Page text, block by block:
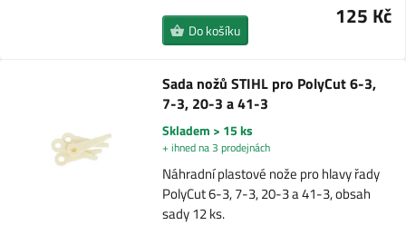
125 Kč
Do košíku
Sada nožů STIHL pro PolyCut 6-3,
7-3, 20-3 a 41-3
Skladem > 15 ks
+ ihned na 3 prodejnách
Náhradní plastové nože pro hlavy řady
PolyCut 6-3, 7-3, 20-3 a 41-3, obsah
sady 12 ks.